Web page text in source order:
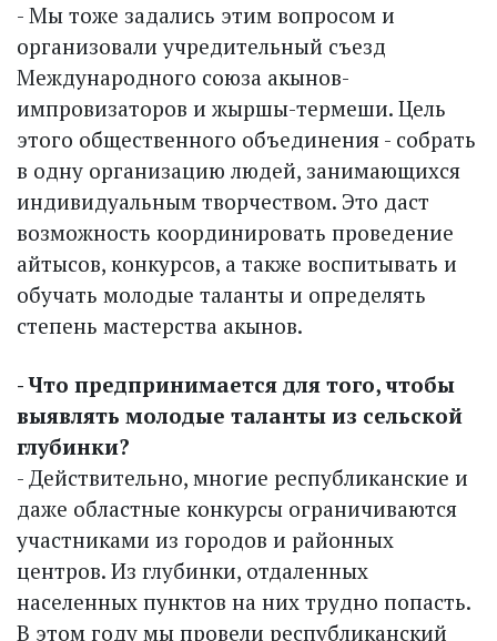
- Мы тоже задались этим вопросом и
организовали учредительный съезд
Международного союза акынов-
импровизаторов и жыршы-термеши. Цель
этого общественного объединения - собрать
в одну организацию людей, занимающихся
индивидуальным творчеством. Это даст
возможность координировать проведение
айтысов, конкурсов, а также воспитывать и
обучать молодые таланты и определять
степень мастерства акынов.
- Что предпринимается для того, чтобы
выявлять молодые таланты из сельской
глубинки?
- Действительно, многие республиканские и
даже областные конкурсы ограничиваются
участниками из городов и районных
центров. Из глубинки, отдаленных
населенных пунктов на них трудно попасть.
В этом году мы провели республиканский